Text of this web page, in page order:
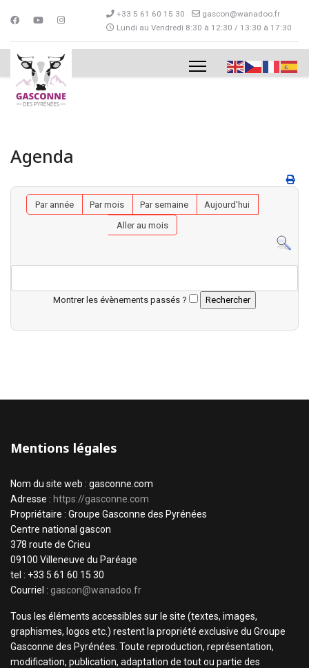
+33 5 61 60 15 30
gascon@wanadoo.fr
Lundi au Vendredi 8:30 à 12:30 / 13:30 à 17:30
Agenda
Par année Par mois Par semaine
Aujourd'hui
Aller au mois
Montrer les évènements passés ?
Mentions légales
Nom du site web : gasconne.com
Adresse : https://gasconne.com
Propriétaire : Groupe Gasconne des Pyrénées
Centre national gascon
378 route de Crieu
09100 Villeneuve du Paréage
tel : +33 5 61 60 15 30
Courriel : gascon@wanadoo.fr
Tous les éléments accessibles sur le site (textes, images,
graphismes, logos etc.) restent la propriété exclusive du Groupe
Gasconne des Pyrénées. Toute reproduction, représentation,
modification, publication, adaptation de tout ou partie des